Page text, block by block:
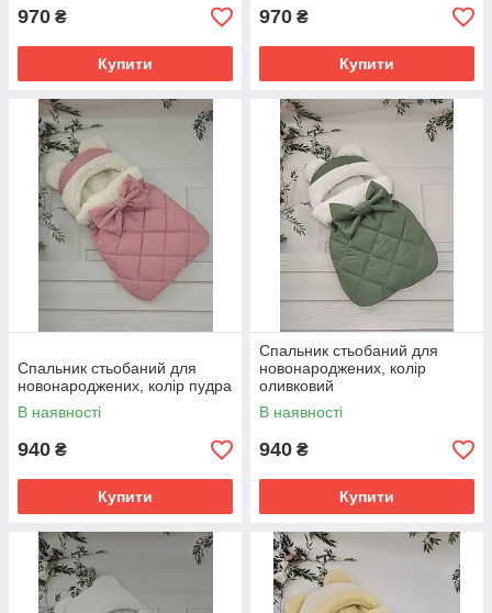
970 ₴
Купити
970 ₴
Купити
Спальник стьобаний для
новонароджених, колір пудра
В наявності
940 ₴
Купити
Спальник стьобаний для
новонароджених, колір
оливковий
В наявності
940 ₴
Купити